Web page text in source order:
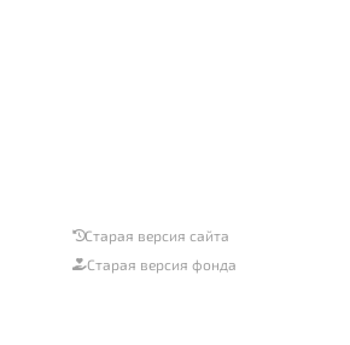
Старая версия сайта
Старая версия фонда